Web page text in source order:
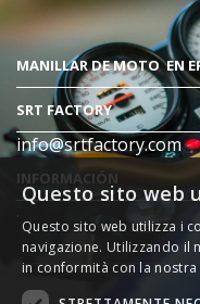
MANILLAR DE MOTOEN
SRT FACTORY
info@srtfactory.com
INFORMACIÓN
.
Questo sito web
Questo sito web utilizza i
navigazione. Utilizzando il
in conformità con la